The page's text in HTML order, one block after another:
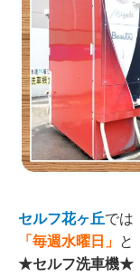
セルフ花ヶ丘では
「毎週水曜日」 と
★セルフ洗車機★